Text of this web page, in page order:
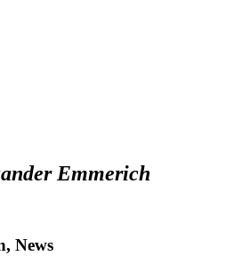
Emmerich
News